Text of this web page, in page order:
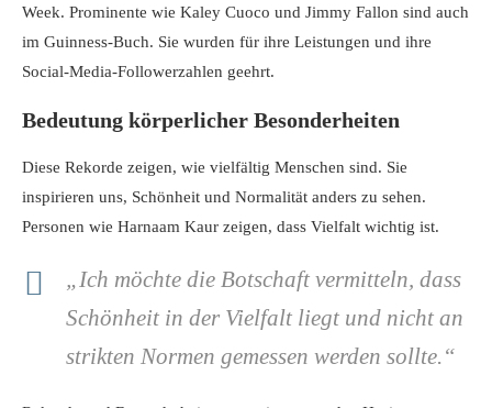
Week. Prominente wie Kaley Cuoco und Jimmy Fallon sind auch
im Guinness-Buch. Sie wurden für ihre Leistungen und ihre
Social-Media-Followerzahlen geehrt.
Bedeutung körperlicher Besonderheiten
Diese Rekorde zeigen, wie vielfältig Menschen sind. Sie
inspirieren uns, Schönheit und Normalität anders zu sehen.
Personen wie Harnaam Kaur zeigen, dass Vielfalt wichtig ist.
„Ich möchte die Botschaft vermitteln, dass
Schönheit in der Vielfalt liegt und nicht an
strikten Normen gemessen werden sollte.“